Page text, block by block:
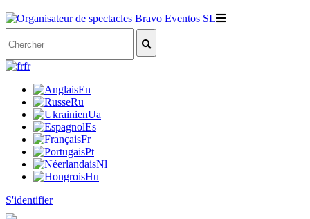
fr
En
Ru
Ua
Es
Fr
Pt
Nl
Hu
S'identifier